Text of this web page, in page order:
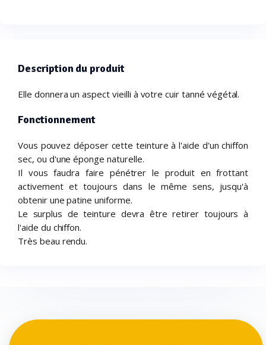
Description du produit
Elle donnera un aspect vieilli à votre cuir tanné végétal.
Fonctionnement
Vous pouvez déposer cette teinture à l'aide d'un chiffon
sec, ou d'une éponge naturelle.
Il vous faudra faire pénétrer le produit en frottant
activement et toujours dans le même sens, jusqu'à
obtenir une patine uniforme.
Le surplus de teinture devra être retirer toujours à
l'aide du chiffon.
Très beau rendu.